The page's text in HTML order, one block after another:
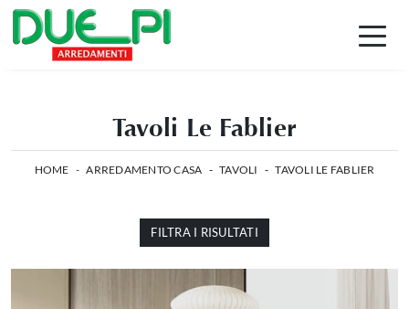
Tavoli Le Fablier
HOME - ARREDAMENTO CASA - TAVOLI - TAVOLI LE FABLIER
FILTRA I RISULTATI